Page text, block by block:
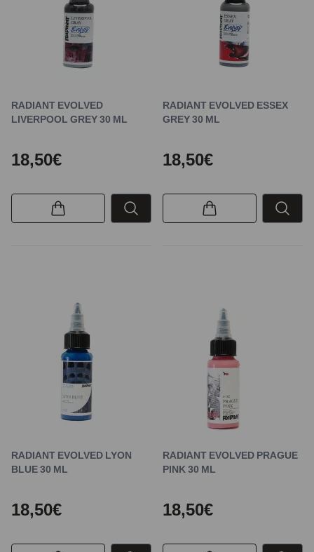
RADIANT EVOLVED
LIVERPOOL GREY 30 ML
18,50€
RADIANT EVOLVED ESSEX
GREY 30 ML
18,50€
RADIANT EVOLVED LYON
BLUE 30 ML
18,50€
RADIANT EVOLVED PRAGUE
PINK 30 ML
18,50€